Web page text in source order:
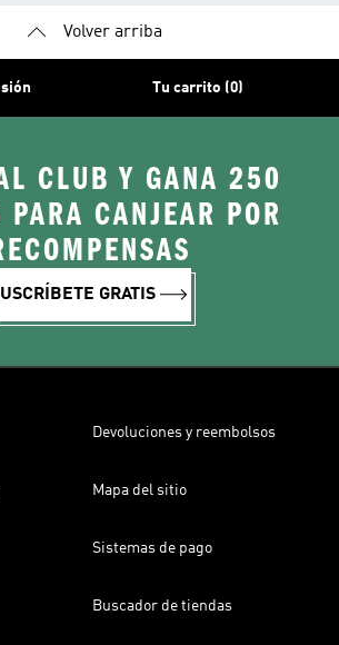
Volver arriba
Tu carrito (0)
CLUB Y GANA 250
PARA CANJEAR POR
GRATIS
Devoluciones y reembolsos
Mapa del sitio
Sistemas de pago
Buscador de tiendas